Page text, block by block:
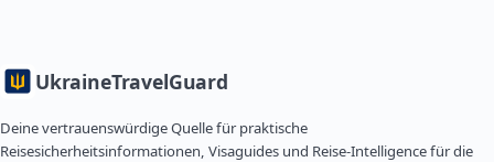
UkraineTravelGuard
Deine vertrauenswürdige Quelle für praktische
Reisesicherheitsinformationen, Visaguides und Reise-Intelligence für die